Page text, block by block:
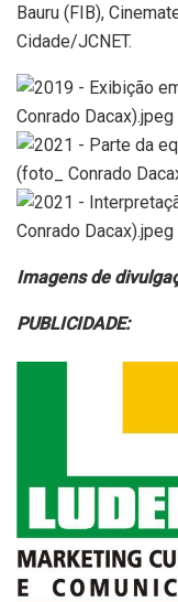
Bauru (FIB),
Cidade/JCNET.
Imagens de
PUBLICIDADE: